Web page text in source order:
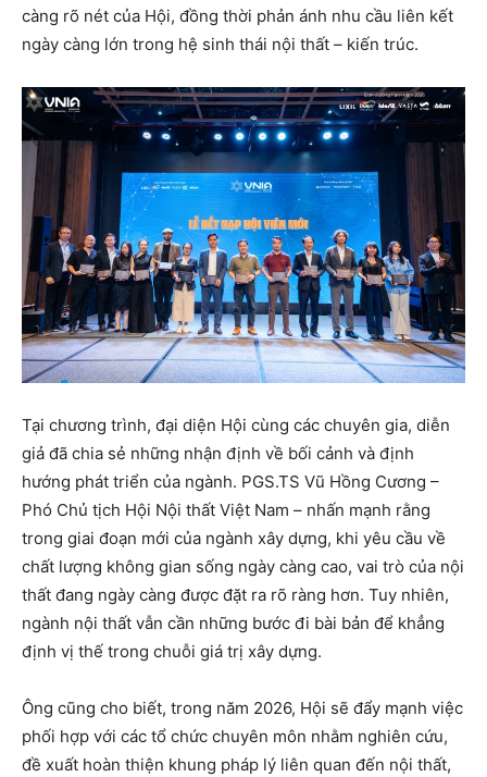
càng rõ nét của Hội, đồng thời phản ánh nhu cầu liên kết
ngày càng lớn trong hệ sinh thái nội thất – kiến trúc.
Tại chương trình, đại diện Hội cùng các chuyên gia, diễn
giả đã chia sẻ những nhận định về bối cảnh và định
hướng phát triển của ngành. PGS.TS Vũ Hồng Cương –
Phó Chủ tịch Hội Nội thất Việt Nam – nhấn mạnh rằng
trong giai đoạn mới của ngành xây dựng, khi yêu cầu về
chất lượng không gian sống ngày càng cao, vai trò của nội
thất đang ngày càng được đặt ra rõ ràng hơn. Tuy nhiên,
ngành nội thất vẫn cần những bước đi bài bản để khẳng
định vị thế trong chuỗi giá trị xây dựng.
Ông cũng cho biết, trong năm 2026, Hội sẽ đẩy mạnh việc
phối hợp với các tổ chức chuyên môn nhằm nghiên cứu,
đề xuất hoàn thiện khung pháp lý liên quan đến nội thất,